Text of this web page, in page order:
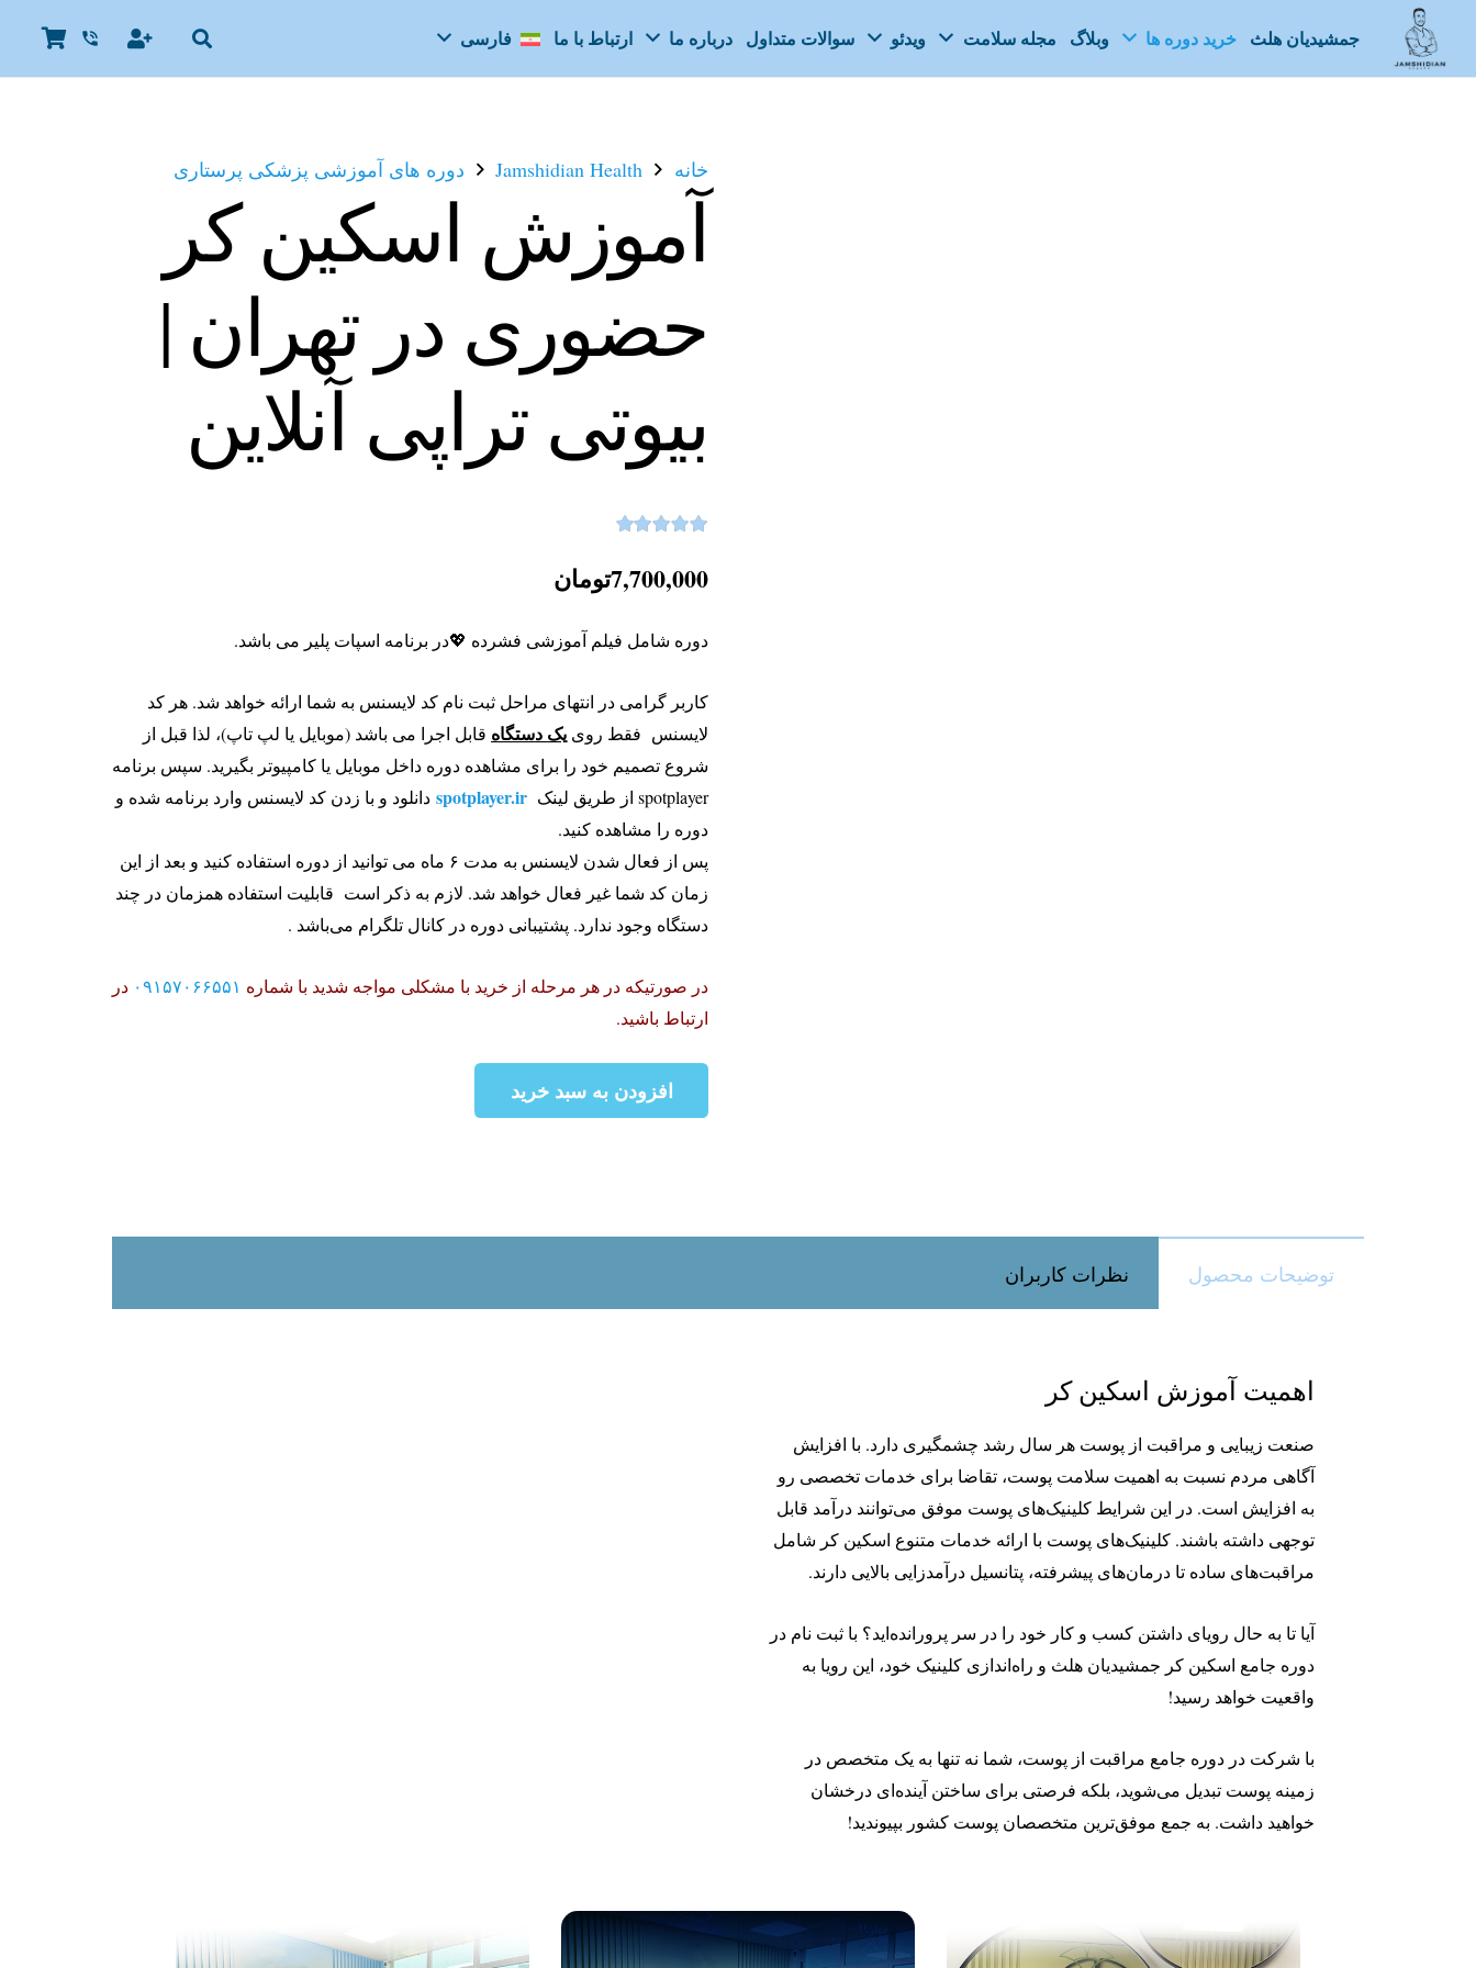
جمشیدیان هلث خرید دوره ها وبلاگ مجله سلامت ویدئو سوالات متداول درباره ما ارتباط با ما فارسی phone_in_talk
خانه Jamshidian Health دوره های آموزشی پزشکی پرستاری
آموزش اسکین کر
حضوری در تهران |
بیوتی تراپی آنلاین
7,700,000تومان
دوره شامل فیلم آموزشی فشرده 💖در برنامه اسپات پلیر می باشد.
کاربر گرامی در انتهای مراحل ثبت نام کد لایسنس به شما ارائه خواهد شد. هر کد
لایسنس فقط روی یک دستگاه قابل اجرا می باشد (موبایل یا لپ تاپ)، لذا قبل از
شروع تصمیم خود را برای مشاهده دوره داخل موبایل یا کامپیوتر بگیرید. سپس برنامه
spotplayer از طریق لینک
spotplayer.ir دانلود و با زدن کد لایسنس وارد برنامه شده و
دوره را مشاهده کنید.
پس از فعال شدن لایسنس به مدت ۶ ماه می توانید از دوره استفاده کنید و بعد از این
زمان کد شما غیر فعال خواهد شد. لازم به ذکر است قابلیت استفاده همزمان در چند
دستگاه وجود ندارد. پشتیبانی دوره در کانال تلگرام می‌باشد .
در صورتیکه در هر مرحله از خرید با مشکلی مواجه شدید با شماره ۰۹۱۵۷۰۶۶۵۵۱ در
ارتباط باشید.
آموزش
افزودن به سبد خرید
توضیحات محصول نظرات کاربران
اهمیت آموزش اسکین کر
صنعت زیبایی و مراقبت از پوست هر سال رشد چشمگیری دارد. با افزایش
آگاهی مردم نسبت به اهمیت سلامت پوست، تقاضا برای خدمات تخصصی رو
به افزایش است. در این شرایط کلینیک‌های پوست موفق می‌توانند درآمد قابل
توجهی داشته باشند. کلینیک‌های پوست با ارائه خدمات متنوع اسکین کر شامل
مراقبت‌های ساده تا درمان‌های پیشرفته، پتانسیل درآمدزایی بالایی دارند.
آیا تا به حال رویای داشتن کسب و کار خود را در سر پرورانده‌اید؟ با ثبت نام در
دوره جامع اسکین کر جمشیدیان هلث و راه‌اندازی کلینیک خود، این رویا به
واقعیت خواهد رسید!
با شرکت در دوره جامع مراقبت از پوست، شما نه تنها به یک متخصص در
زمینه پوست تبدیل می‌شوید، بلکه فرصتی برای ساختن آینده‌ای درخشان
خواهید داشت. به جمع موفق‌ترین متخصصان پوست کشور بپیوندید!